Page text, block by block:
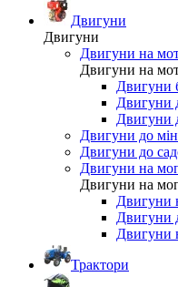
Двигуни
Двигуни
Двигуни на
Двигуни на
Двигуни
Двигуни
Двигуни
Двигуни до
Двигуни до
Двигуни на
Двигуни на
Двигуни
Двигуни
Двигуни
Трактори